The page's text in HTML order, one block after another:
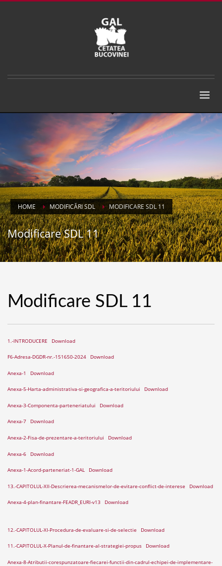
HOME MODIFICĂRI SDL MODIFICARE SDL 11
Modificare SDL 11
Modificare SDL 11
1.-INTRODUCERE Download
F6-Adresa-DGDR-nr.-151650-2024 Download
Anexa-1 Download
Anexa-5-Harta-administrativa-si-geografica-a-teritoriului Download
Anexa-3-Componenta-parteneriatului Download
Anexa-7 Download
Anexa-2-Fisa-de-prezentare-a-teritoriului Download
Anexa-6 Download
Anexa-1-Acord-parteneriat-1-GAL Download
13.-CAPITOLUL-XII-Descrierea-mecanismelor-de-evitare-conflict-de-interese Download
Anexa-4-plan-finantare-FEADR_EURI-v13 Download
12.-CAPITOLUL-XI-Procedura-de-evaluare-si-de-selectie Download
11.-CAPITOLUL-X-Planul-de-finantare-al-strategiei-propus Download
Anexa-8-Atributii-corespunzatoare-fiecarei-functii-din-cadrul-echipei-de-implementare-